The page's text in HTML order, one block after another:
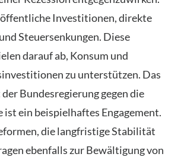
Investitionen, direkte
Steuersenkungen. Diese
darauf ab, Konsum und
zu unterstützen. Das
Bundesregierung gegen die
ein beispielhaftes Engagement.
die langfristige Stabilität
ebenfalls zur Bewältigung von